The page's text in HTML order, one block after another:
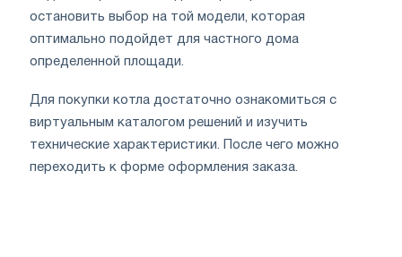
остановить выбор на той модели, которая
оптимально подойдет для частного дома
определенной площади.
Для покупки котла достаточно ознакомиться с
виртуальным каталогом решений и изучить
технические характеристики. После чего можно
переходить к форме оформления заказа.